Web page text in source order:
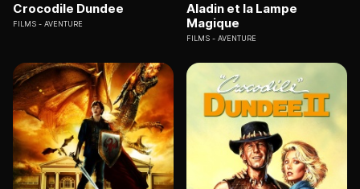
Crocodile Dundee
FILMS AVENTURE
Aladin et la Lampe
Magique
FILMS AVENTURE